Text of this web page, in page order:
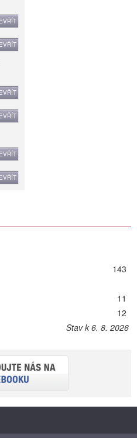
143
11
12
Stav k 6. 8. 2026